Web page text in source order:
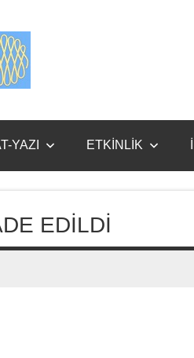
Benim
YAZI ETKİNLİK
EDİLDİ